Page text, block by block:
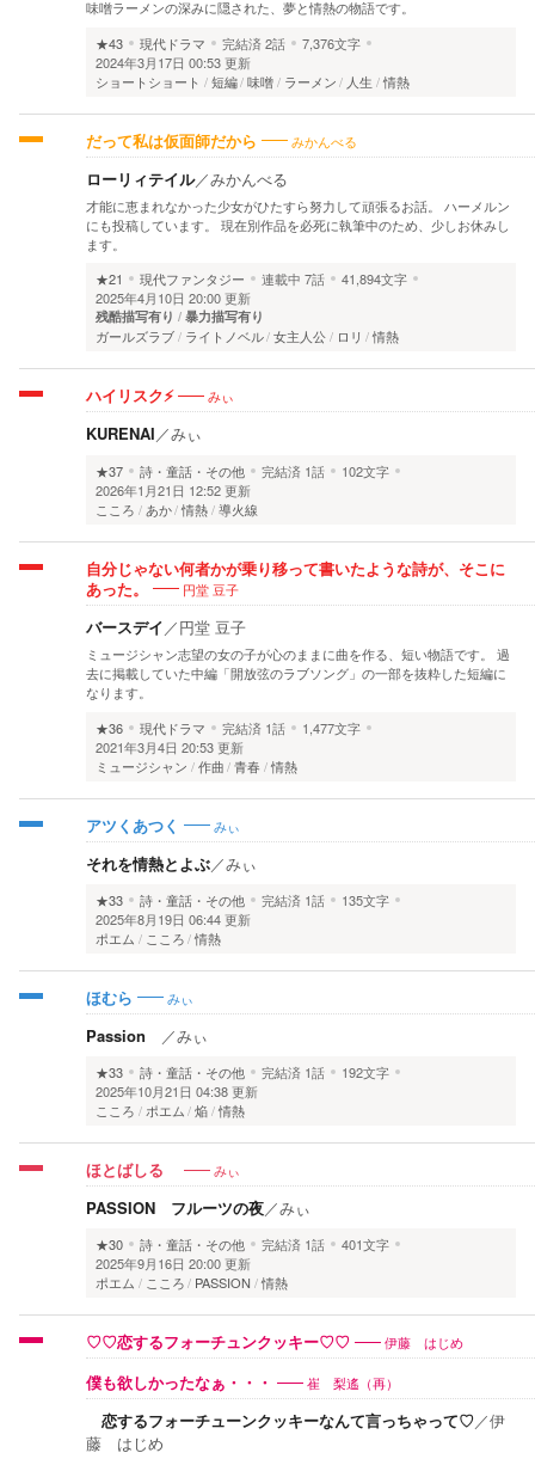
味噌ラーメンの深みに隠された、夢と情熱の物語です。
★43
現代ドラマ 完結済2話
7,376文字
2024年3月17日 00:53 更新
ショートショート
短編 味噌 ラーメン 人生 情熱
だって私は仮面師だから みかんべる
ローリィテイル／みかんべる
才能に恵まれなかった少女がひたすら努力して頑張るお話。 ハーメルン
にも投稿しています。 現在別作品を必死に執筆中のため、少しお休みし
ます。
★21
現代ファンタジー 連載中 7話
41,894文字
2025年4月10日 20:00 更新
残酷描写有り 暴力描写有り
ガールズラブ ライトノベル 女主人公 ロリ 情熱
ハイリスク⚡️ みぃ
KURENAI／みぃ
★37 詩・童話・その他 完結済 1話
102文字
2026年1月21日 12:52 更新
こころ
あか 情熱 導火線
自分じゃない何者かが乗り移って書いたような詩が、そこに
あった。
円堂 豆子
バースデイ ／円堂 豆子
ミュージシャン志望の女の子が心のままに曲を作る、短い物語です。 過
去に掲載していた中編「開放弦のラブソング」の一部を抜粋した短編に
なります。
★36
現代ドラマ 完結済 1話
1,477文字
2021年3月4日 20:53 更新
ミュージシャン
作曲 青春 情熱
アツくあつく みぃ
それを情熱とよぶ／みぃ
★33 詩・童話・その他 完結済 1話
135文字
2025年8月19日 06:44 更新
ポエム
こころ 情熱
ほむら みぃ
Passion ／みぃ
★33 詩・童話・その他 完結済 1話
192文字
2025年10月21日 04:38 更新
こころ
ポエム 焔 情熱
ほとばしる みぃ
PASSION フルーツの夜／みぃ
★30 詩・童話・その他 完結済 1話
401文字
2025年9月16日 20:00 更新
ポエム
こころ PASSION 情熱
♡♡恋するフォーチュンクッキー♡♡ 伊藤 はじめ
僕も欲しかったなぁ・・・ 崔 梨遙（再）
恋するフォーチューンクッキーなんて言っちゃって♡／伊
藤 はじめ